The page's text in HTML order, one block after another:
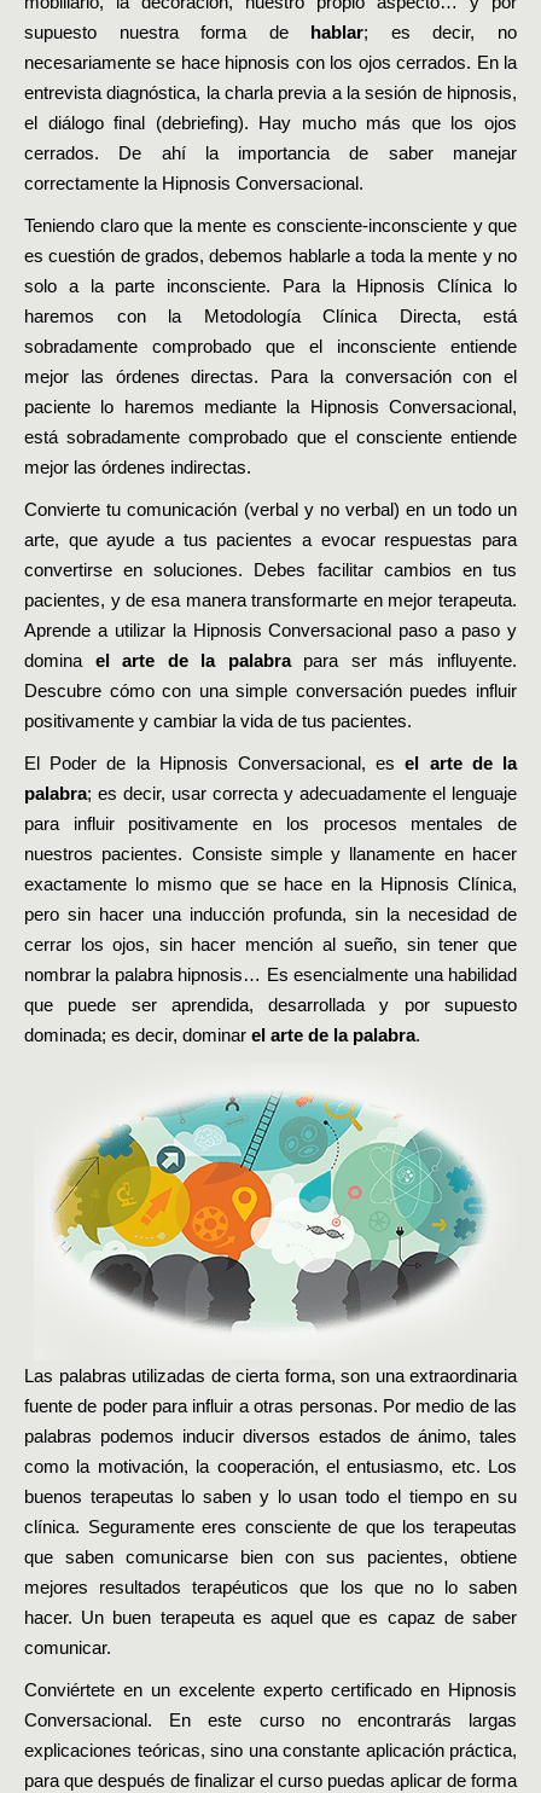
supuesto nuestra forma de hablar; es decir, no
necesariamente se hace hipnosis con los ojos cerrados. En la
entrevista diagnóstica, la charla previa a la sesión de hipnosis,
el diálogo final (debriefing). Hay mucho más que los ojos
cerrados. De ahí la importancia de saber manejar
correctamente la Hipnosis Conversacional.
Teniendo claro que la mente es consciente-inconsciente y que
es cuestión de grados, debemos hablarle a toda la mente y no
solo a la parte inconsciente. Para la Hipnosis Clínica lo
haremos con la Metodología Clínica Directa, está
sobradamente comprobado que el inconsciente entiende
mejor las órdenes directas. Para la conversación con el
paciente lo haremos mediante la Hipnosis Conversacional,
está sobradamente comprobado que el consciente entiende
mejor las órdenes indirectas.
Convierte tu comunicación (verbal y no verbal) en un todo un
arte, que ayude a tus pacientes a evocar respuestas para
convertirse en soluciones. Debes facilitar cambios en tus
pacientes, y de esa manera transformarte en mejor terapeuta.
Aprende a utilizar la Hipnosis Conversacional paso a paso y
domina el arte de la palabrapara ser más influyente.
Descubre cómo con una simple conversación puedes influir
positivamente y cambiar la vida de tus pacientes.
El Poder de la Hipnosis Conversacional, esel arte de la
palabra; es decir, usar correcta y adecuadamente el lenguaje
para influir positivamente en los procesos mentales de
nuestros pacientes. Consiste simple y llanamente en hacer
exactamente lo mismo que se hace en la Hipnosis Clínica,
pero sin hacer una inducción profunda, sin la necesidad de
cerrar los ojos, sin hacer mención al sueño, sin tener que
nombrar la palabra hipnosis… Es esencialmente una habilidad
que puede ser aprendida, desarrollada y por supuesto
dominada; es decir, dominar el arte de la palabra.
Las palabras utilizadas de cierta forma, son una extraordinaria
fuente de poder para influir a otras personas. Por medio de las
palabras podemos inducir diversos estados de ánimo, tales
como la motivación, la cooperación, el entusiasmo, etc. Los
buenos terapeutas lo saben y lo usan todo el tiempo en su
clínica. Seguramente eres consciente de que los terapeutas
que saben comunicarse bien con sus pacientes, obtiene
mejores resultados terapéuticos que los que no lo saben
hacer. Un buen terapeuta es aquel que es capaz de saber
comunicar.
Conviértete en un excelente experto certificado en Hipnosis
Conversacional. En este curso no encontrarás largas
explicaciones teóricas, sino una constante aplicación práctica,
para que después de finalizar el curso puedas aplicar de forma